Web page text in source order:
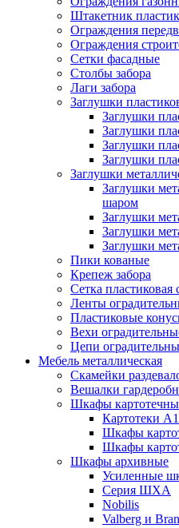
Штакетник
Ограждения
Ограждения
Сетки фасадные
Столбы забора
Лаги забора
Заглушки
Заглушки
Заглушки
Заглушки
Заглушки
Заглушки
Заглушки
шаром
Заглушки
Заглушки
Заглушки
Пики кованые
Крепеж забора
Сетка пластиковая
Ленты
Пластиковые
Вехи
Цепи
Мебель металлическая
Скамейки
Вешалки
Шкафы
Картотеки
Шкафы
Шкафы
Шкафы архивные
Усиленные
Серия ШХА
Nobilis
Valberg и